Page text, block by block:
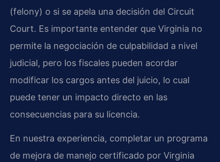
(felony) o si se apela una decisión del Circuit
Court. Es importante entender que Virginia no
permite la negociación de culpabilidad a nivel
judicial, pero los fiscales pueden acordar
modificar los cargos antes del juicio, lo cual
puede tener un impacto directo en las
consecuencias para su licencia.
En nuestra experiencia, completar un programa
de mejora de manejo certificado por Virginia